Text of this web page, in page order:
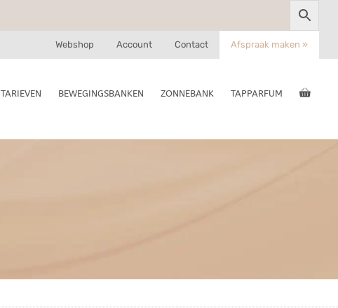
Webshop Account Contact Afspraak maken »
TARIEVEN BEWEGINGSBANKEN ZONNEBANK TAPPARFUM